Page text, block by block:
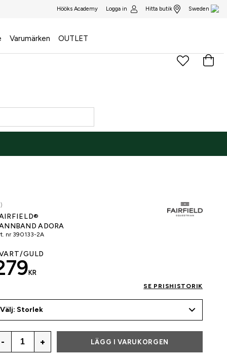
Hööks Academy Logga in Hitta butik Sweden
Varumärken OUTLET
ADORA
nr 390133-2A
GULD
KR
SE PRISHISTORIK
Välj: Storlek
- + LÄGG I VARUKORGEN